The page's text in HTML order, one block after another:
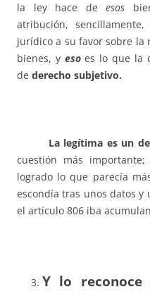
la ley hace deesos
atribución,
jurídico a su favor sobre la
bienes, y esoes lo que la
de derecho subjetivo.
La legítima es un
cuestión más
logrado lo que parecía
escondía tras unos datos y
el artículo 806 iba
Y lo